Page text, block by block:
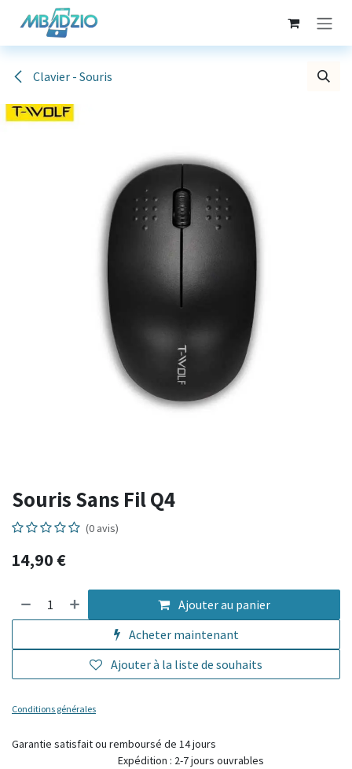
Se rendre au contenu
Clavier - Souris
Souris Sans Fil Q4
(0 avis)
14,90€
Ajouter au panier
Acheter maintenant
Ajouter à la liste de souhaits
Conditions générales
Garantie satisfait ou remboursé de 14 jours
Expédition : 2-7 jours ouvrables